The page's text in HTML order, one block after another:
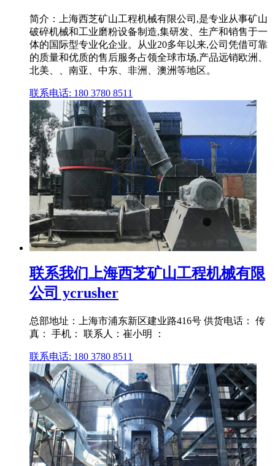
简介：上海西芝矿山工程机械有限公司,是专业从事矿山
破碎机械和工业磨粉设备制造,集研发、生产和销售于一
体的国际型专业化企业。从业20多年以来,公司凭借可靠
的质量和优质的售后服务占领全球市场,产品远销欧洲、
北美、、南亚、中东、非洲、澳洲等地区。
联系电话: 180 3780 8511
联系我们上海西芝矿山工程机械有限
公司 ycrusher
总部地址：上海市浦东新区建业路416号 供货电话： 传
真： 手机： 联系人：崔小明 ：
联系电话: 180 3780 8511